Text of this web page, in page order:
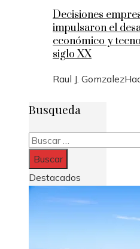
Decisiones
impulsaron el
económico y
siglo XX
Raul J. Gomzalez
Busqueda
Buscar:
Destacados